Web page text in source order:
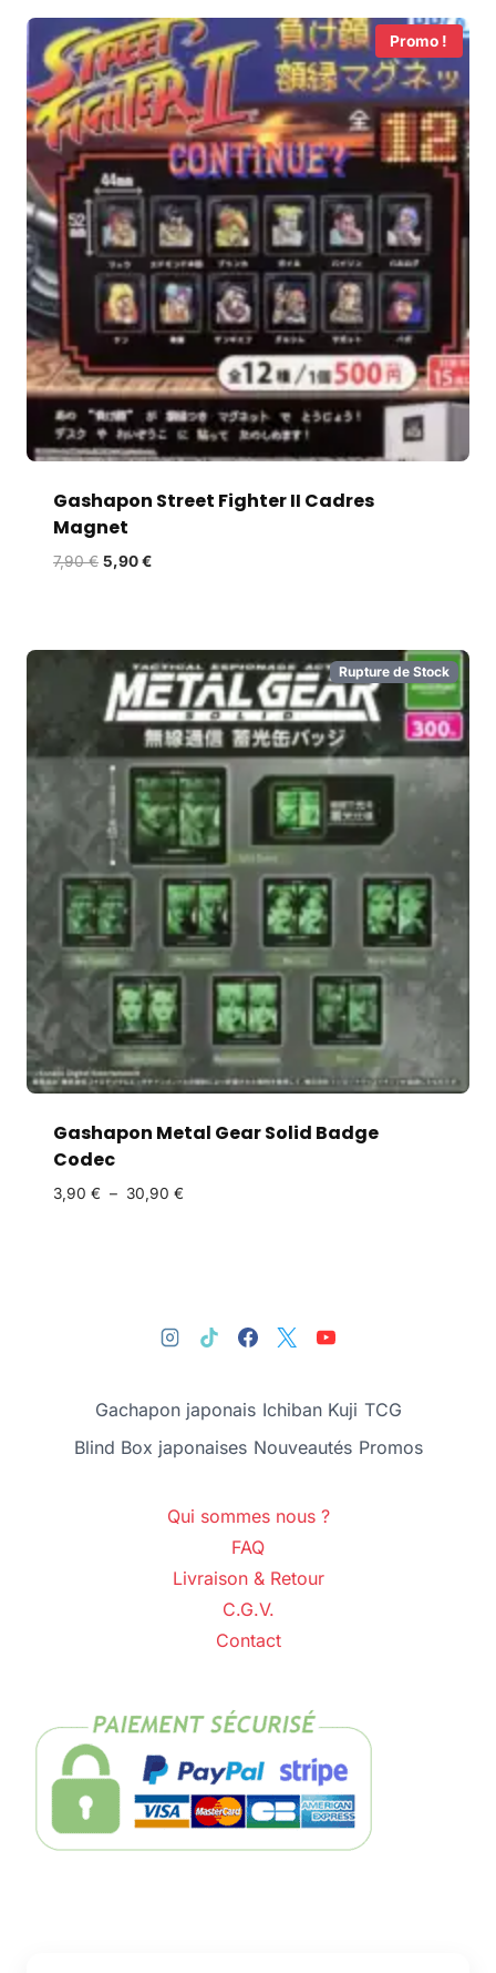
Promo !
Gashapon Street Fighter II Cadres
Magnet
7,90€ 5,90€
Rupture de Stock
Gashapon Metal Gear Solid Badge
Codec
3,90 € – 30,90 €
Gachapon japonais Ichiban Kuji TCG
Blind Box japonaises Nouveautés Promos
Qui sommes nous ?
FAQ
Livraison & Retour
C.G.V.
Contact